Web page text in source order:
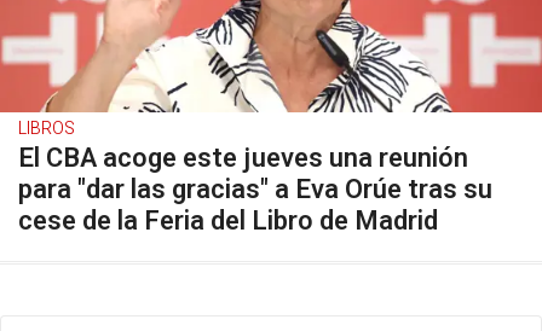
LIBROS
El CBA acoge este jueves una reunión
para "dar las gracias" a Eva Orúe tras su
cese de la Feria del Libro de Madrid